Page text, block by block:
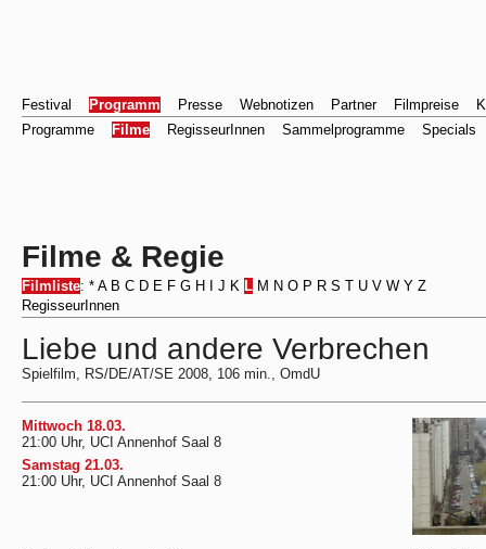
Festival Programm Presse Webnotizen Partner Filmpreise
Programme
Filme RegisseurInnen Sammelprogramme Specials
Filme & Regie
Filmliste: * A B C D E F G H J K L M N O P R S T U V W Y Z
RegisseurInnen
Liebe und andere Verbrechen
Spielfilm, RS/DE/AT/SE 2008, 106 min., OmdU
Mittwoch 18.03.
21:00 Uhr, UCI Annenhof Saal 8
Samstag 21.03.
21:00 Uhr, UCI Annenhof Saal 8